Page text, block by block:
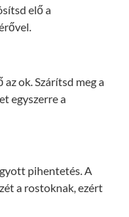
elő a
ok. Szárítsd meg a
egyszerre a
pihentetés. A
a rostoknak, ezért